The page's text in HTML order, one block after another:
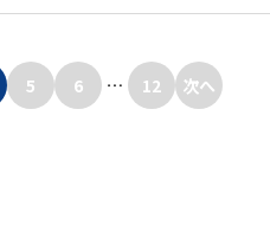
5 6 … 12 次へ